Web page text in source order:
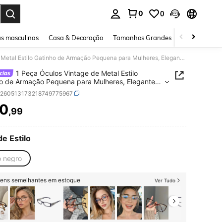
0 0
masculinas Casa & Decoração Tamanhos Grandes Joias e
1 Peça Óculos Vintage de Metal Estilo Gatinho de Armação Pequena para Mulheres, Elegante Boêmio para Uso Diário, Leves e Confortáveis para Leitura, Fotografia de Rua, Uso de Computador, Smartphone, Jogos
1 Peça Óculos Vintage de Metal Estilo
de Armação Pequena para Mulheres, Elegante
para Uso Diário, Leves e Confortáveis para
Fotografia de Rua, Uso de Computador,
Jogos
AND AVAILABILITY
,99
Estilo
negro
semelhantes em estoque Ver Tudo